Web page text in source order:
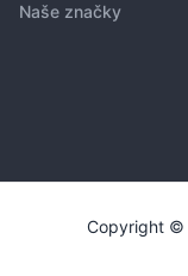
Naše značky
Copyright ©